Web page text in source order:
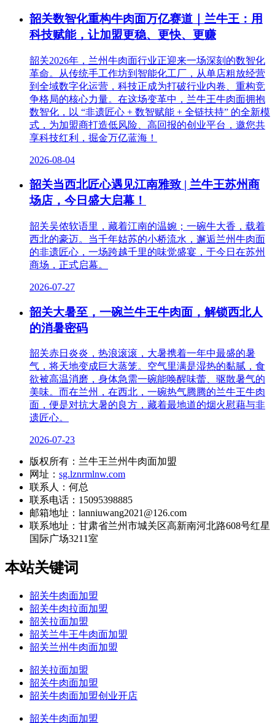
韶关数智化重构牛肉面万亿赛道｜兰牛王：用
科技赋能，让加盟更稳、更快、更赚
韶关2026年，兰州牛肉面行业正迎来一场深刻的数智化
革命。从传统手工作坊到智能化工厂，从单店粗放经营
到全域数字化运营，科技正成为打破行业内卷、重构竞
争格局的核心力量。在这场变革中，兰牛王牛肉面拥抱
数智化，以 “非遗匠心 + 数智赋能 + 全链扶持” 的全新模
式，为加盟商打造低风险、高回报的创业平台，邀您共
享科技红利，掘金万亿蓝海！
2026-08-04
韶关当西北匠心遇见江南雅致 | 兰牛王苏州商
场店，今日盛大启幕！
韶关吴侬软语里，藏着江南的温婉；一碗牛大香，载着
西北的豪迈。当千年姑苏的小桥流水，邂逅兰州牛肉面
的非遗匠心，一场跨越千里的味觉盛宴，于今日在苏州
商场，正式启幕。
2026-07-27
韶关大暑至，一碗兰牛王牛肉面，解锁西北人
的消暑密码
韶关赤日炎炎，热浪滚滚，大暑携着一年中最盛的暑
气，将天地变成巨大蒸笼。空气里满是湿热的黏腻，食
欲被高温消磨，身体急需一碗能唤醒味蕾、驱散暑气的
美味。而在兰州，在西北，一碗热气腾腾的兰牛王牛肉
面，便是对抗大暑的良方，藏着最地道的烟火慰藉与非
遗匠心。
2026-07-23
版权所有：兰牛王兰州牛肉面加盟
网址： sg.lznrmlnw.com
联系人：何总
联系电话：15095398885
邮箱地址：lanniuwang2021@126.com
联系地址： 甘肃省兰州市城关区高新南河北路608号红星
国际广场3211室
本站关键词
韶关牛肉面加盟
韶关牛肉拉面加盟
韶关拉面加盟
韶关兰牛王牛肉面加盟
韶关兰州牛肉面加盟
韶关拉面加盟
韶关牛肉面加盟
韶关牛肉面加盟创业开店
韶关牛肉面加盟